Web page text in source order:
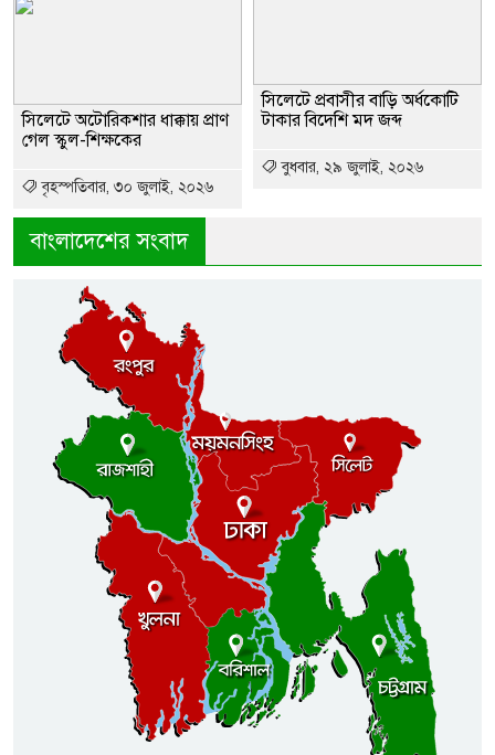
সিলেটে অটোরিকশার ধাক্কায় প্রাণ
গেল স্কুল-শিক্ষকের
বৃহস্পতিবার, ৩০ জুলাই, ২০২৬
সিলেটে প্রবাসীর বাড়ি অর্ধকোটি
টাকার বিদেশি মদ জব্দ
বুধবার, ২৯ জুলাই, ২০২৬
বাংলাদেশের সংবাদ